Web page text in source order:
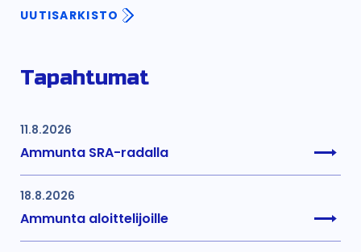
UUTISARKISTO
Tapahtumat
11.8.2026
Ammunta SRA-radalla
18.8.2026
Ammunta aloittelijoille